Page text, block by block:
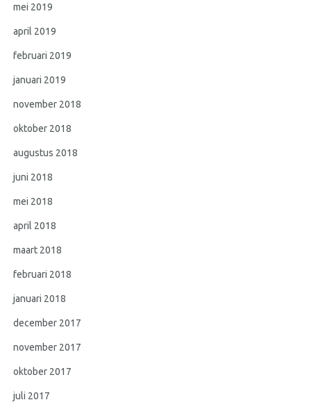
mei 2019
april 2019
februari 2019
januari 2019
november 2018
oktober 2018
augustus 2018
juni 2018
mei 2018
april 2018
maart 2018
februari 2018
januari 2018
december 2017
november 2017
oktober 2017
juli 2017